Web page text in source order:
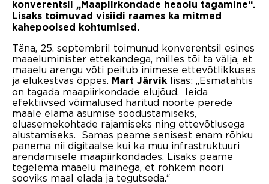
konverentsil „Maapiirkondade heaolu tagamine“.
Lisaks toimuvad visiidi raames ka mitmed
kahepoolsed kohtumised.
Täna, 25. septembril toimunud konverentsil esines
maaeluminister ettekandega, milles tõi ta välja, et
maaelu arengu võti peitub inimese ettevõtlikkuses
ja elukestvas õppes. Mart Järvik lisas: „Esmatähtis
on tagada maapiirkondade elujõud, leida
efektiivsed võimalused haritud noorte perede
maale elama asumise soodustamiseks,
eluasemekohtade rajamiseks ning ettevõtlusega
alustamiseks. Samas peame senisest enam rõhku
panema nii digitaalse kui ka muu infrastruktuuri
arendamisele maapiirkondades. Lisaks peame
tegelema maaelu mainega, et rohkem noori
sooviks maal elada ja tegutseda.“